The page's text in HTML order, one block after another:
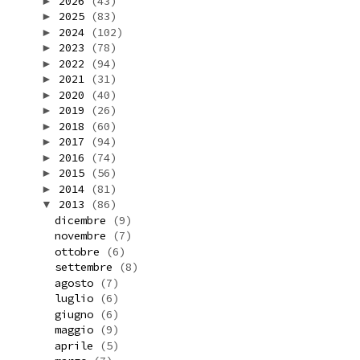
► 2025 (83)
► 2024 (102)
► 2023 (78)
► 2022 (94)
► 2021 (31)
► 2020 (40)
► 2019 (26)
► 2018 (60)
► 2017 (94)
► 2016 (74)
► 2015 (56)
► 2014 (81)
▼ 2013
(86)
dicembre
(9)
novembre
(7)
ottobre
(6)
settembre
(8)
agosto (7)
luglio (6)
giugno (6)
maggio (9)
aprile
(5)